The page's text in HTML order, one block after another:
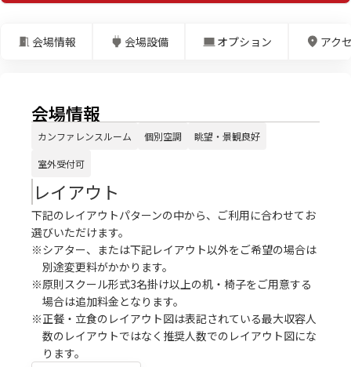
会場情報 会場設備 オプション アク
会場情報
カンファレンスルーム 個別空調 眺望・景観良好
室外受付可
レイアウト
下記のレイアウトパターンの中から、ご利用に合わせてお
選びいただけます。
※シアター、または下記レイアウト以外をご希望の場合は
別途変更料がかかります。
※原則スクール形式3名掛け以上の机・椅子をご用意する
場合は追加料金となります。
※正餐・立食のレイアウト図は表記されている最大収容人
数のレイアウトではなく推奨人数でのレイアウト図にな
ります。